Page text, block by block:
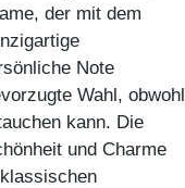
der mit dem
Note
Wahl, obwohl
kann. Die
und Charme